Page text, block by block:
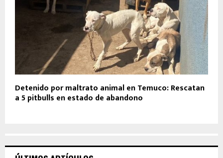
Detenido por maltrato animal en Temuco: Rescatan
a 5 pitbulls en estado de abandono